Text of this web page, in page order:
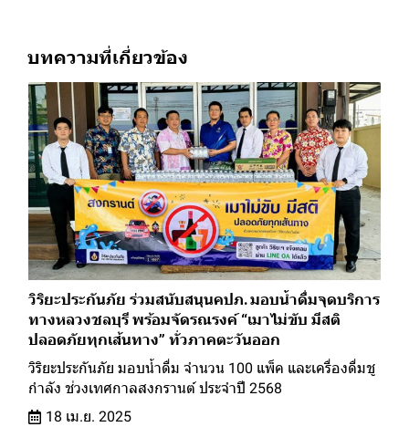
บทความที่เกี่ยวข้อง
วิริยะประกันภัย ร่วมสนับสนุนคปภ. มอบน้ำดื่มจุดบริการ
ทางหลวงชลบุรี พร้อมจัดรณรงค์ “เมาไม่ขับ มีสติ
ปลอดภัยทุกเส้นทาง” ทั่วภาคตะวันออก
วิริยะประกันภัย มอบน้ำดื่ม จำนวน 100 แพ็ค และเครื่องดื่มชู
กำลัง ช่วงเทศกาลสงกรานต์ ประจำปี 2568
18 เม.ย. 2025